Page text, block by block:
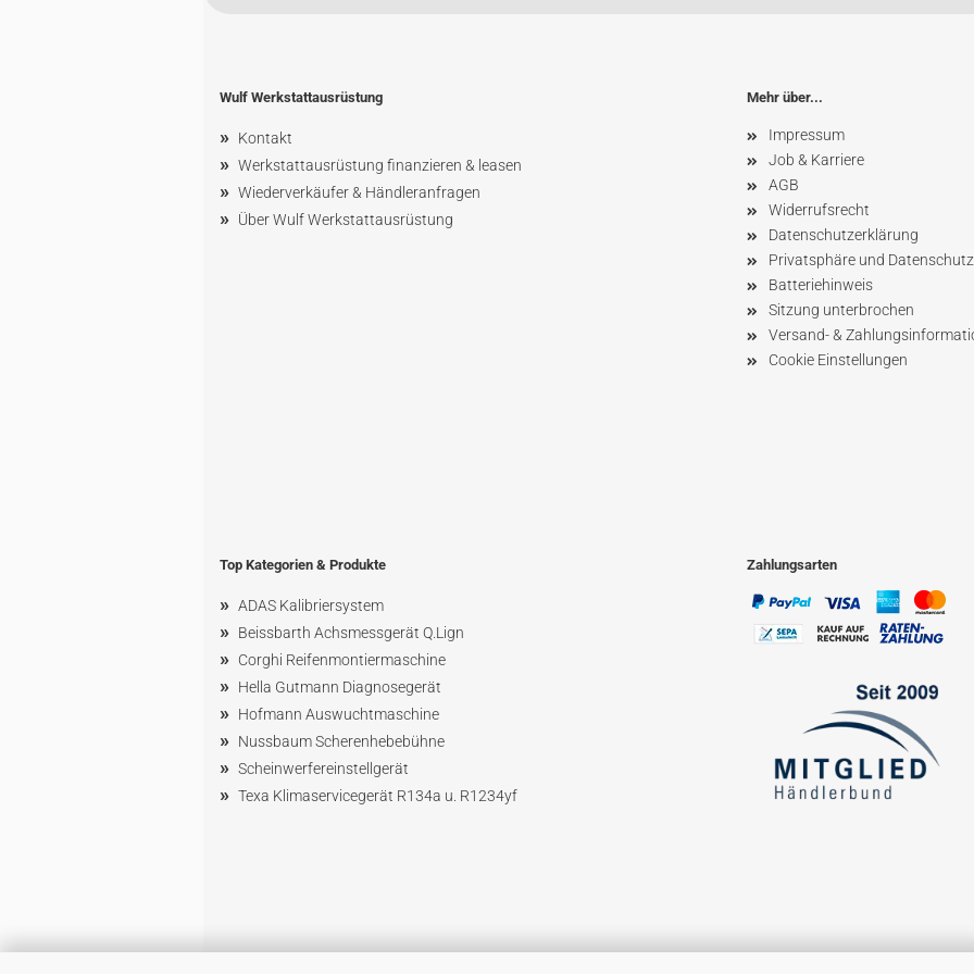
Wulf Werkstattausrüstung
» Kontakt
» Werkstattausrüstung finanzieren & leasen
» Wiederverkäufer & Händleranfragen
» Über Wulf Werkstattausrüstung
Mehr über...
Impressum
Job & Karriere
AGB
Widerrufsrecht
Datenschutzerklärung
Privatsphäre und Datenschutz
Batteriehinweis
Sitzung unterbrochen
Versand- &
Cookie Einstellungen
Top Kategorien & Produkte
» ADAS Kalibriersystem
» Beissbarth Achsmessgerät Q.Lign
» Corghi Reifenmontiermaschine
» Hella Gutmann Diagnosegerät
» Hofmann Auswuchtmaschine
» NussbaumScherenhebebühne
» Scheinwerfereinstellgerät
» Texa Klimaservicegerät R134a u. R1234yf
Zahlungsarten